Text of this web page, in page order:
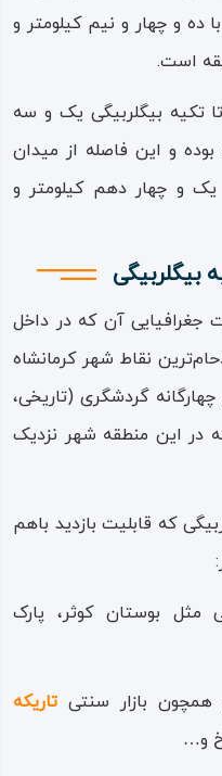
یا تکیه بیگلربیگی که
سرآمد کرده، به کار
داخلی بناست که نتیجه
آینه‌ خانه‌ای بزرگ و با
تکیه، چنان آینه‌ پوش
را با نقش‌مایه‌های
که با ظرافتی درخور
کرده‌اند، چنان بازی‌های
است؛ هنری که رنگ سبکی،
مردمان دوران ساسانی و
ده و چهار و نیم کیلومتر و
است.
تکیه بیگلربیگی یک و سه
و این فاصله از میدان
یک‌ و چهار دهم کیلومتر و
بیگلربیگی
جغرافیایی آن که در داخل
نقاط شهر کرمانشاه
گردشگری (تاریخی،
در این منطقه شهر نزدیک
که قابلیت بازدید باهم
مثل بوستان کوثر، پارک
همچون بازار سنتیتاریکه‌
و…